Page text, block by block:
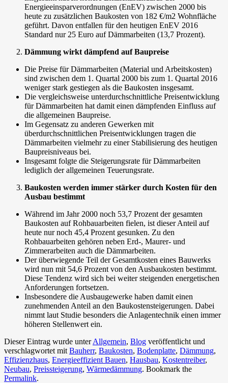
Energieeinsparverordnungen (EnEV) zwischen 2000 bis
heute zu zusätzlichen Baukosten von 182 €/m2 Wohnfläche
geführt. Davon entfallen für den heutigen EnEV 2016
Standard nur 25 Euro auf Dämmarbeiten (13,7 Prozent).
Dämmung wirkt dämpfend auf Baupreise
Die Preise für Dämmarbeiten (Material und Arbeitskosten)
sind zwischen dem 1. Quartal 2000 bis zum 1. Quartal 2016
weniger stark gestiegen als die Baukosten insgesamt.
Die vergleichsweise unterdurchschnittliche Preisentwicklung
für Dämmarbeiten hat damit einen dämpfenden Einfluss auf
die allgemeinen Baupreise.
Im Gegensatz zu anderen Gewerken mit
überdurchschnittlichen Preisentwicklungen tragen die
Dämmarbeiten vielmehr zu einer Stabilisierung des heutigen
Baupreisniveaus bei.
Insgesamt folgte die Steigerungsrate für Dämmarbeiten
lediglich der allgemeinen Teuerungsrate.
Baukosten werden immer stärker durch Kosten für den
Ausbau bestimmt
Während im Jahr 2000 noch 53,7 Prozent der gesamten
Baukosten auf Rohbauarbeiten fielen, ist dieser Anteil auf
heute nur noch 45,4 Prozent gesunken. Zu den
Rohbauarbeiten gehören neben Erd-, Maurer- und
Zimmerarbeiten auch die Dämmarbeiten.
Der überwiegende Teil der Gesamtkosten eines Bauwerks
wird nun mit 54,6 Prozent von den Ausbaukosten bestimmt.
Diese Tendenz wird sich bei weiter steigenden energetischen
Anforderungen fortsetzen.
Insbesondere die Ausbaugewerke haben damit einen
zunehmenden Anteil an den Baukostensteigerungen. Dabei
nimmt laut Studie besonders die Anlagentechnik einen immer
höheren Stellenwert ein.
Dieser Eintrag wurde unterAllgemein, Blog veröffentlicht und
verschlagwortet mit Bauherr, Baukosten, Bodenplatte, Dämmung,
Effizienzhaus, Energieeffizient Bauen, Hausbau, Kostentreiber,
Neubau, Preissteigerung, Wärmedämmung. Bookmark the
Permalink.